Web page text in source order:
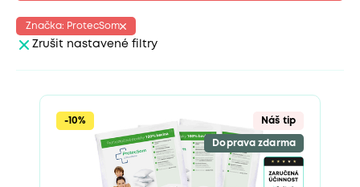
Značka: ProtecSom
Zrušit nastavené filtry
-10% Náš tip
Doprava zdarma